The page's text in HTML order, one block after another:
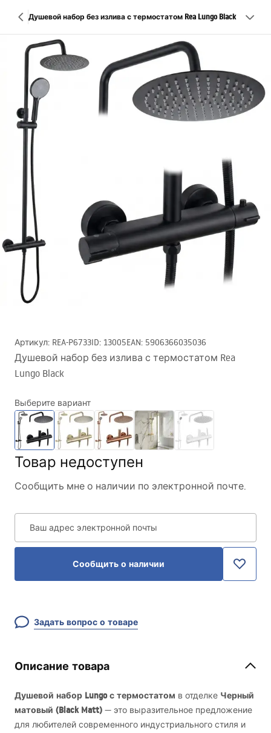
Душевой набор без излива с термостатом Rea Lungo Black
Артикул: REA-P6733ID: 13005EAN: 5906366035036
Душевой набор без излива с термостатом Rea
Lungo Black
Выберите вариант
Товар недоступен
Сообщить мне о наличии по электронной почте.
Ваш адрес электронной почты
Сообщить о наличии
Задать вопрос о товаре
Описание товара
Душевой набор Lungo с термостатом в отделке Черный
матовый (Black Matt) — это выразительное предложение
для любителей современного индустриального стиля и